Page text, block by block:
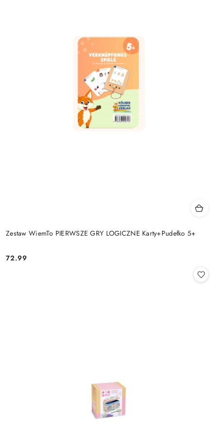
Zestaw WiemTo PIERWSZE GRY LOGICZNE Karty+Pudełko 5+
Cena:
72.99